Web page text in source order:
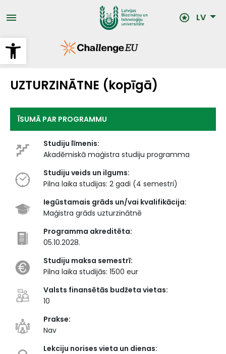
Open toolbar
uz
galveno LV
UZTURZINĀTNE (kopīgā)
ĪSUMĀ PAR PROGRAMMU
Studiju līmenis:
Akadēmiskā maģistra studiju programma
Studiju veids un ilgums:
Pilna laika studijas: 2 gadi (4 semestri)
Iegūstamais grāds un/vai kvalifikācija:
Maģistra grāds uzturzinātnē
Programma akreditēta:
05.10.2028.
Studiju maksa semestrī:
Pilna laika studijās: 1500 eur
Valsts finansētās budžeta vietas:
10
Prakse:
Nav
Lekciju norises vieta un dienas: